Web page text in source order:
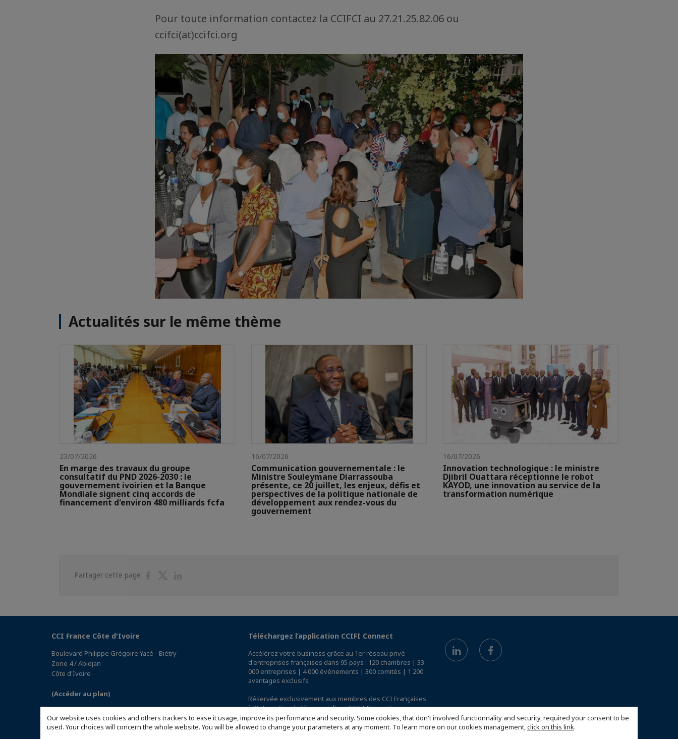
Our website uses cookies and others trackers to ease it usage, improve its performance and security. Some cookies, that don't involved functionnality and security, required your consent to be
used. Your choices will concern the whole website. You will be allowed to change your parameters at any moment. To learn more on our cookies management,click on this link.
Pour toute information contactez la CCIFCI au 27.21.25.82.06 ou
ccifci(at)ccifci.org
Actualités sur le même thème
23/07/2026
En marge des travaux du groupe
consultatif du PND 2026-2030 : le
gouvernement ivoirien et la Banque
Mondiale signent cinq accords de
financement d'environ 480 milliards fcfa
16/07/2026
Communication gouvernementale : le
Ministre Souleymane Diarrassouba
présente, ce 20 juillet, les enjeux, défis et
perspectives de la politique nationale de
développement aux rendez-vous du
gouvernement
16/07/2026
Innovation technologique : le ministre
Djibril Ouattara réceptionne le robot
KAYOD, une innovation au service de la
transformation numérique
Partager cette page
PartagerPartager
CCI France Côte d'Ivoire
Boulevard Philippe Grégoire Yacé - Biétry
Zone 4 / Abidjan
Côte d'Ivoire
(Accéder au plan)
Téléchargez l’application CCIFI Connect
Accélérez votre business grâce au 1er réseau privé
d'entreprises françaises dans 95 pays : 120 chambres | 33
000 entreprises | 4 000 événements | 300 comités | 1 200
avantages exclusifs
Réservée exclusivement aux membres des CCI Françaises
à l'International,découvrez l'app CCIFI Connect.